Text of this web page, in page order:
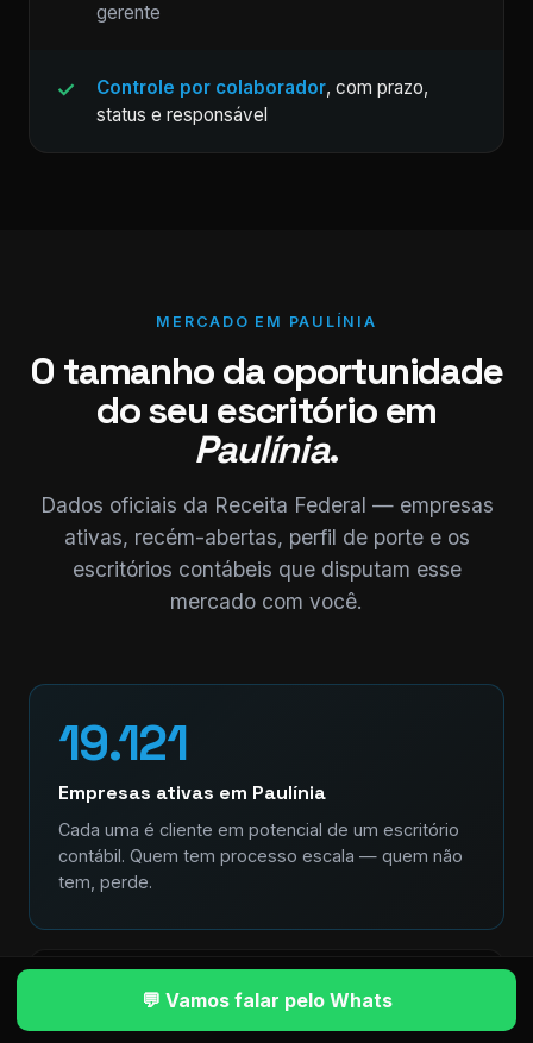
gerente
Controle por colaborador, com prazo,
status e responsável
MERCADO EM PAULÍNIA
O tamanho da oportunidade
do seu escritório em
Paulínia.
Dados oficiais da Receita Federal — empresas
ativas, recém-abertas, perfil de porte e os
escritórios contábeis que disputam esse
mercado com você.
19.121
Empresas ativas em Paulínia
Cada uma é cliente em potencial de um escritório
contábil. Quem tem processo escala — quem não
tem, perde.
+2.423
💬 Vamos falar pelo Whats